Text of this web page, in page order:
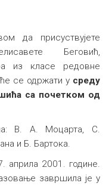
да присуствујете
Беговић,
из класе редовне
се одржати у среду
са почетком од
В. A. Moцарта, С.
и Б. Бартока.
априла 2001. године.
завршила је у